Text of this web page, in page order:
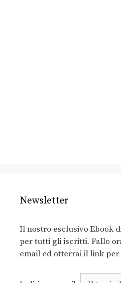
Newsletter
Il nostro esclusivo Ebook
per tutti gli iscritti. Fallo
email ed otterrai il link per